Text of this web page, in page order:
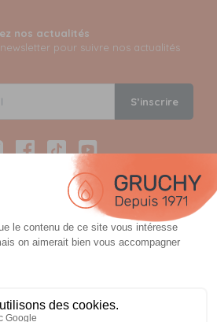
nos actualités
pour suivre nos actualités
S’inscrire
Facebook
TikTokYouTube
en 12 fois avec Alma
par 3D Secure et possible en 3,